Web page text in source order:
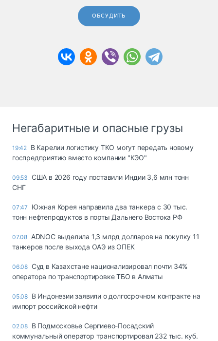
ОБСУДИТЬ
Негабаритные и опасные грузы
19:42 В Карелии логистику ТКО могут передать новому
госпредприятию вместо компании "КЭО"
09:53
США в 2026 году поставили Индии 3,6 млн тонн
СНГ
07:47
Южная Корея направила два танкера с 30 тыс.
тонн нефтепродуктов в порты Дальнего Востока РФ
07.08 ADNOC выделила 1,3 млрд долларов на покупку 11
танкеров после выхода ОАЭ из ОПЕК
06.08 Суд в Казахстане национализировал почти 34%
оператора по транспортировке ТБО в Алматы
05.08 В Индонезии заявили о долгосрочном контракте на
импорт российской нефти
02.08 В Подмосковье Сергиево-Посадский
коммунальный оператор транспортировал 232 тыс. куб.